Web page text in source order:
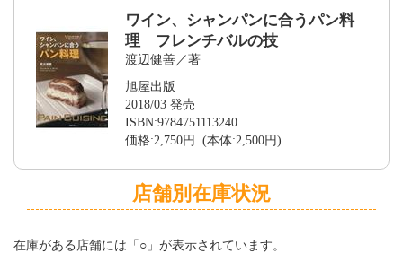
ワイン、シャンパンに合うパン料
理 フレンチバルの技
渡辺健善／著
旭屋出版
2018/03 発売
ISBN:9784751113240
価格:2,750円 (本体:2,500円)
店舗別在庫状況
在庫がある店舗には「○」が表示されています。